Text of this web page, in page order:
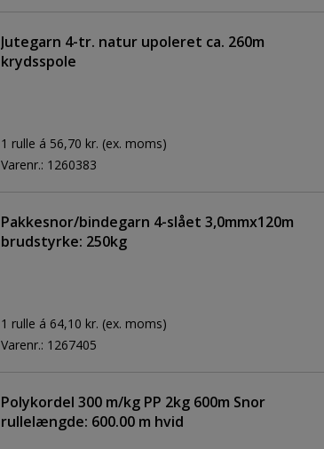
Jutegarn 4-tr. natur upoleret ca. 260m
krydsspole
1 rulle á 56,70 kr. (ex. moms)
Varenr.: 1260383
Pakkesnor/bindegarn 4-slået 3,0mmx120m
brudstyrke: 250kg
1 rulle á 64,10 kr. (ex. moms)
Varenr.: 1267405
Polykordel 300 m/kg PP 2kg 600m Snor
rullelængde: 600.00 m hvid